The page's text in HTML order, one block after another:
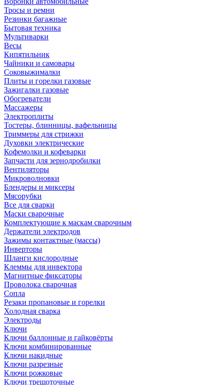
Тросы и ремни
Резинки багажные
Бытовая техника
Мультиварки
Весы
Кипятильник
Чайники и самовары
Соковыжималки
Плиты и горелки газовые
Зажигалки газовые
Обогреватели
Массажеры
Электроплиты
Тостеры, блинницы, вафельницы
Триммеры для стрижки
Духовки электрические
Кофемолки и кофеварки
Запчасти для зернодробилки
Вентиляторы
Микроволновки
Блендеры и миксеры
Мясорубки
Все для сварки
Маски сварочные
Комплектующие к маскам сварочным
Держатели электродов
Зажимы контактные (массы)
Инверторы
Шланги кислородные
Клеммы для инвектора
Магнитные фиксаторы
Проволока сварочная
Сопла
Резаки пропановые и горелки
Холодная сварка
Электроды
Ключи
Ключи баллонные и гайковёрты
Ключи комбинированные
Ключи накидные
Ключи разрезные
Ключи рожковые
Ключи трещоточные